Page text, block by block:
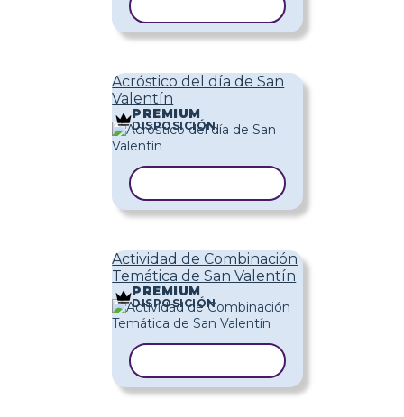
Acróstico del día de San
Valentín
PREMIUM
DISPOSICIÓN
Actividad de Combinación
Temática de San Valentín
PREMIUM
DISPOSICIÓN